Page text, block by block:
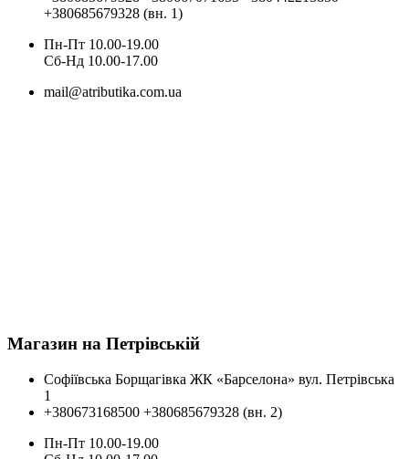
+380685679328 (вн. 1)
Пн-Пт 10.00-19.00
Cб-Нд 10.00-17.00
mail@atributika.com.ua
Магазин на Петрівській
Софіївська Борщагівка ЖК «Барселона» вул. Петрівська
1
+380673168500 +380685679328 (вн. 2)
Пн-Пт 10.00-19.00